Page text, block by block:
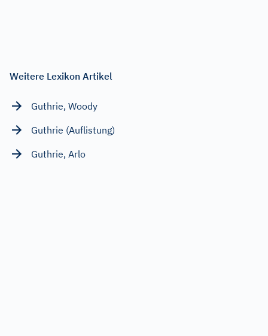
Weitere Lexikon Artikel
Guthrie, Woody
Guthrie (Auflistung)
Guthrie, Arlo